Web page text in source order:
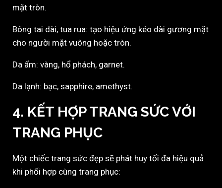
mặt tròn.
Bông tai dài, tua rua: tạo hiệu ứng kéo dài gương mặt
cho người mặt vuông hoặc tròn.
Da ấm: vàng, hổ phách, garnet.
Da lạnh: bạc, sapphire, amethyst.
4. KẾT HỢP TRANG SỨC VỚI
TRANG PHỤC
Một chiếc trang sức đẹp sẽ phát huy tối đa hiệu quả
khi phối hợp cùng trang phục: